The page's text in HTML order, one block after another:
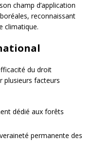
champ d’application
reconnaissant
climatique.
du droit
plusieurs facteurs
dédié aux forêts
permanente des